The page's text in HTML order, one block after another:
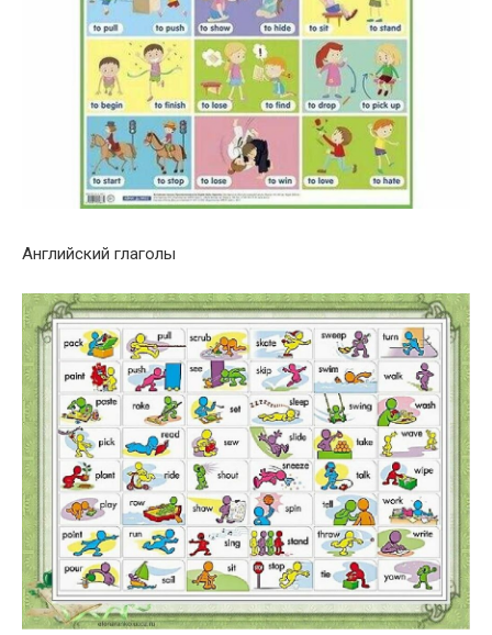
Английский глаголы